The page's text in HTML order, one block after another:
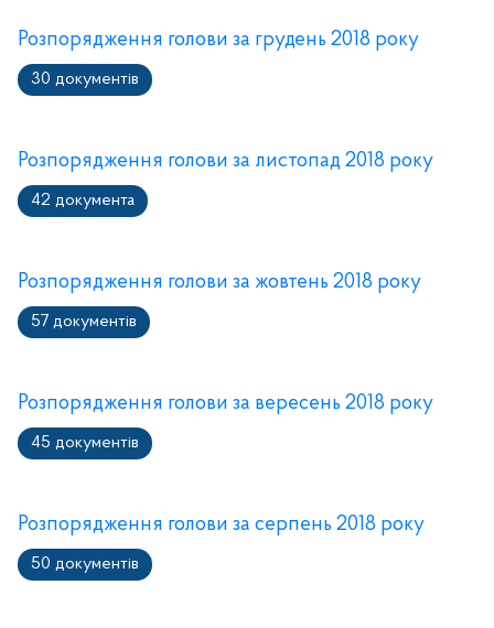
Розпорядження голови за грудень 2018 року
30 документів
Розпорядження голови за листопад 2018 року
42 документа
Розпорядження голови за жовтень 2018 року
57 документів
Розпорядження голови за вересень 2018 року
45 документів
Розпорядження голови за серпень 2018 року
50 документів